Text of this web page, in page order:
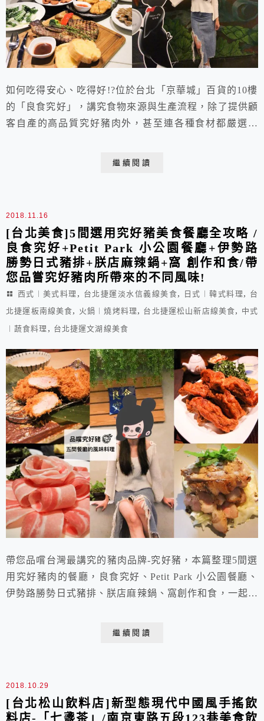
如何吃得安心、吃得好!?位於台北「京華城」百貨的10樓
的「良食究好」，講究食物來源與生產流程，除了提供顧
客自產的高品質究好豬肉外，甚至連各種食材都嚴選把
繼續閱讀
2018.11.16
[台北美食]5間選用究好豬美食餐廳全攻略 /
良食究好+Petit Park 小公園餐廳+伊勢路
勝勢日式豬排+朕店麻辣鍋+窩 創作和食/帶
您品嘗究好豬肉所帶來的不同風味!
西式︱美式料理 , 台北捷運淡水信義線美食, 日式︱韓式料理 , 台
北捷運板南線美食, 火鍋︱燒烤料理 , 台北捷運松山新店線美食, 中式
︱蔬食料理 , 台北捷運文湖線美食
帶您品嚐台灣最講究的豬肉品牌-究好豬，本篇整理5間選
用究好豬肉的餐廳，良食究好、Petit Park 小公園餐廳、
伊勢路勝勢日式豬排、朕店麻辣鍋、窩創作和食，一起品
繼續閱讀
2018.10.29
[台北松山飲料店]新型態現代中國風手搖飲
料店-「七盞茶」/南京東路五段123巷美食飲